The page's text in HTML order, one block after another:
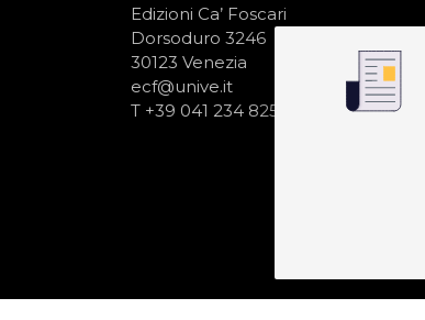
Edizioni Ca’ Foscari
Dorsoduro 3246
30123 Venezia
ecf@unive.it
T +39 041 234 8250